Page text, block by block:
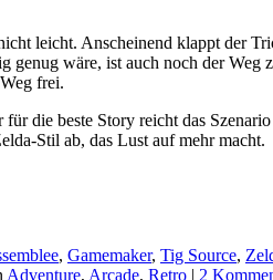
leicht. Anscheinend klappt der
genug wäre, ist auch noch der
frei.
für die beste Story reicht das
Stil ab, das Lust auf mehr macht.
, Gamemaker, Tig Source,
Adventure, Arcade, Retro | 2